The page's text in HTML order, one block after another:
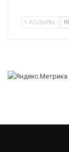
АЛДЫҢҒЫ